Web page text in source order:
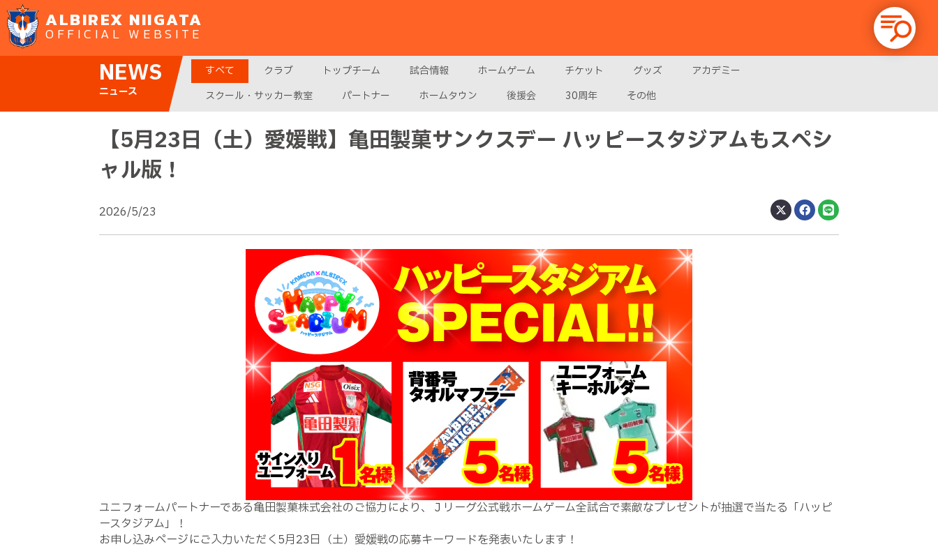
ALBIREX NIIGATA
OFFICIAL WEBSITE
NEWS
ニュース
すべて クラブ トップチーム 試合情報 ホームゲーム チケット グッズ
アカデミー
スクール・サッカー教室
パートナー ホームタウン 後援会 30周年 その他
【5月23日（土）愛媛戦】亀田製菓サンクスデー ハッピースタジアムもスペシ
ャル版！
2026/5/23
ユニフォームパートナーである亀田製菓株式会社のご協力により、Ｊリーグ公式戦ホームゲーム全試合で素敵なプレゼントが抽選で当たる「ハッピ
ースタジアム」！
お申し込みページにご入力いただく5月23日（土）愛媛戦の応募キーワードを発表いたします！